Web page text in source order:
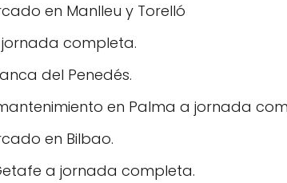
en Manlleu y Torelló
completa.
del Penedés.
en Palma a jornada
en Bilbao.
a jornada completa.